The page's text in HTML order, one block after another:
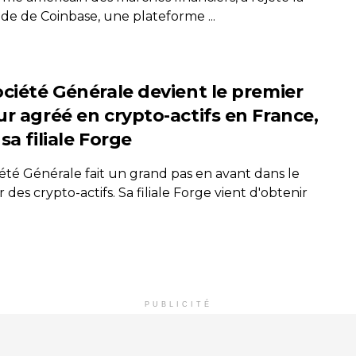
de Coinbase, une plateforme ...
Générale devient le premier
agréé en crypto-actifs en France,
filiale Forge
Générale fait un grand pas en avant dans le
des crypto-actifs. Sa filiale Forge vient d'obtenir
PUBLICITÉ